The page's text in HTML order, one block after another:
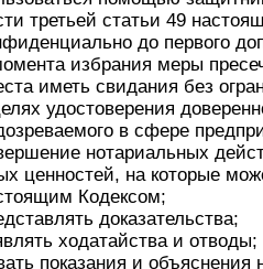
третьей статьи 49
до первого
избрания меры
иметь свидания без
удостоверения
в сфере
нотариальных
ценностей, на которые
Кодексом;
доказательства;
ходатайства и отводы;
показания и